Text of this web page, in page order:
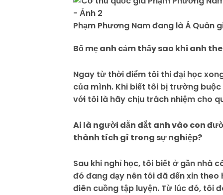
Phạm Phương Nam đang là Á Quân
Bố mẹ anh cảm thấy sao khi anh
Ngay từ thời điểm tôi thi đại học
của mình. Khi biết tôi bị trường
với tôi là hãy chịu trách nhiệm cho
Ai là người dẫn dắt anh vào con
thành tích gì trong sự nghiệp?
Sau khi nghỉ học, tôi biết ở gần nhà
đó đang dạy nên tôi đã đến xin
điên cuồng tập luyện. Từ lúc đó, tôi